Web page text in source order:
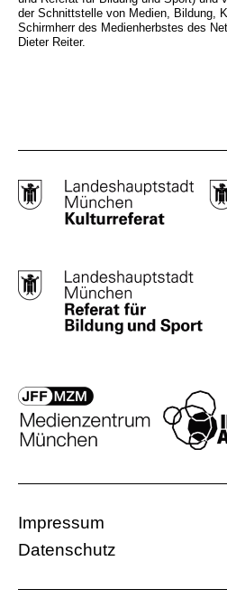
der Schnittstelle von Medien, Bildung,
Schirmherr des Medienherbstes des
Dieter Reiter.
Impressum
Datenschutz